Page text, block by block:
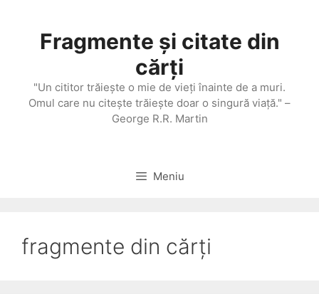
conținutFragmente și citate din
cărți
"Un cititor trăieşte o mie de vieţi înainte de a muri.
Omul care nu citeşte trăieşte doar o singură viaţă." –
George R.R. Martin
Meniu
fragmente din cărți